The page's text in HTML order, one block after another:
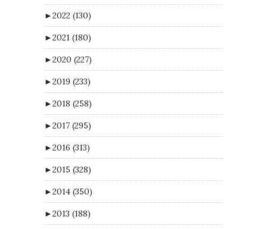
►2022 (130)
►2021 (180)
►2020 (227)
►2019 (233)
►2018 (258)
►2017 (295)
►2016 (313)
►2015 (328)
►2014 (350)
►2013 (188)